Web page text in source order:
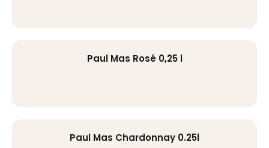
Paul Mas Rosé 0,25 l
Paul Mas Chardonnay 0.25l